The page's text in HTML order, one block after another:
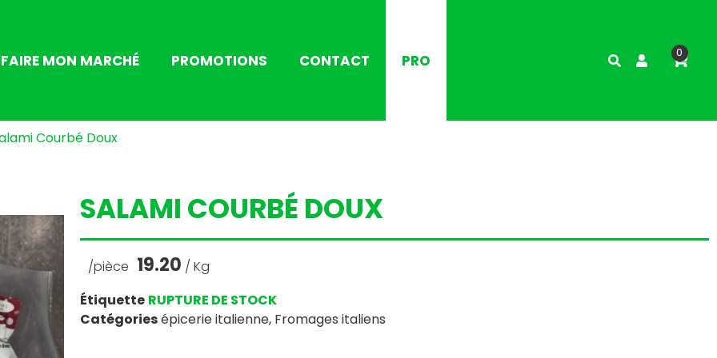
FAIRE MON MARCHÉ PROMOTIONS CONTACT PRO 0
Courbé Doux
SALAMI COURBÉ DOUX
/pièce 19.20 / Kg
Catégoriesépicerie italienne, Fromages italiens
Étiquette RUPTURE DE STOCK